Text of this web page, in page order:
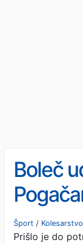
Boleč
je
Šport / Kolesarstvo
Prišlo je do